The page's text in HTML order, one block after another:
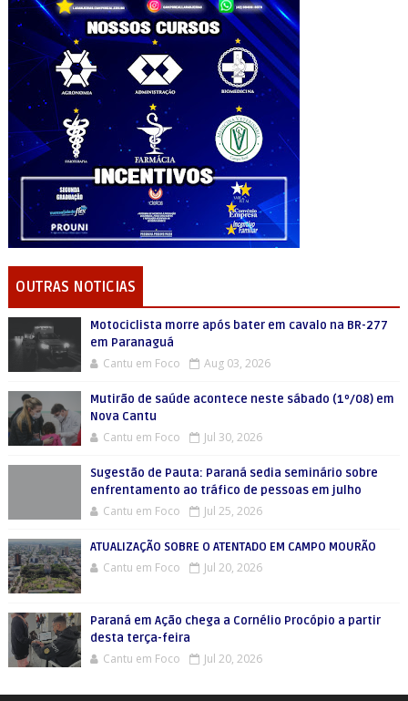
OUTRAS NOTICIAS
Motociclista morre após bater em cavalo na BR-277
em Paranaguá
Cantu em Foco Aug 03, 2026
Mutirão de saúde acontece neste sábado (1º/08) em
Nova Cantu
Cantu em Foco Jul 30, 2026
Sugestão de Pauta: Paraná sedia seminário sobre
enfrentamento ao tráfico de pessoas em julho
Cantu em Foco Jul 25, 2026
ATUALIZAÇÃO SOBRE O ATENTADO EM CAMPO MOURÃO
Cantu em Foco Jul 20, 2026
Paraná em Ação chega a Cornélio Procópio a partir
desta terça-feira
Cantu em Foco Jul 20, 2026